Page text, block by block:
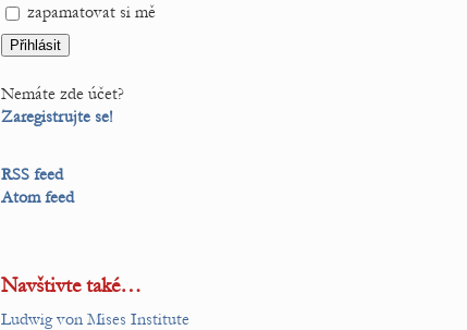
zapamatovat si mě
Nemáte zde účet?
Zaregistrujte se!
RSS feed
Atom feed
Navštivte také…
Ludwig von Mises Institute